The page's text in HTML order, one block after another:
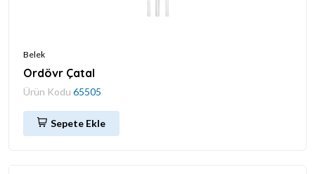
Belek
Ordövr Çatal
Ürün Kodu 65505
Sepete Ekle